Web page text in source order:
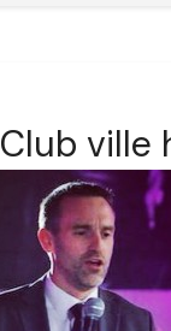
Club ville